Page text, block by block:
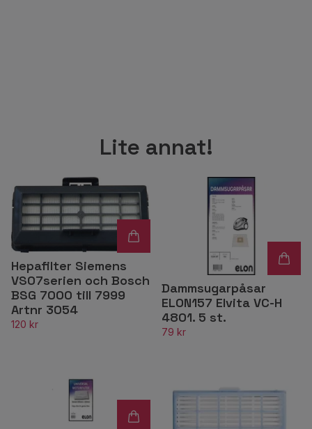
Lite annat!
Hepafilter Siemens
VS07serien och Bosch
BSG 7000 till 7999
Artnr 3054
120 kr
Dammsugarpåsar
ELON157 Elvita VC-H
4801. 5 st.
79 kr